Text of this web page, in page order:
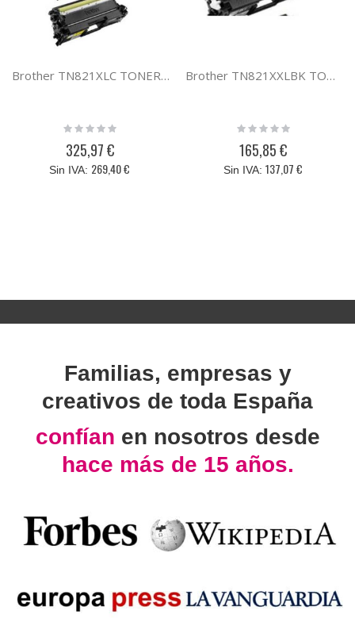
Brother TN821XLC TONER CIAN TN821XLC
Rating:
325,97 €
269,40 €
Brother TN821XXLBK TONER XXL NEGRO TN821XXLBK
Rating:
165,85 €
137,07 €
Familias, empresas y
creativos de toda España
confían en nosotros desde
hace más de 15 años.